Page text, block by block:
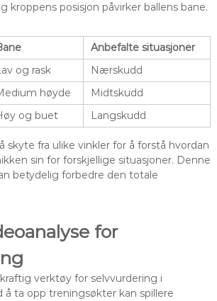
kroppens posisjon påvirker ballens bane.
Anbefalte situasjoner
og rask
Nærskudd
høyde
Midtskudd
og buet Langskudd
skyte fra ulike vinkler for å forstå hvordan
sin for forskjellige situasjoner. Denne
betydelig forbedre den totale
for
verktøy for selvvurdering i
å ta opp treningsøkter kan spillere